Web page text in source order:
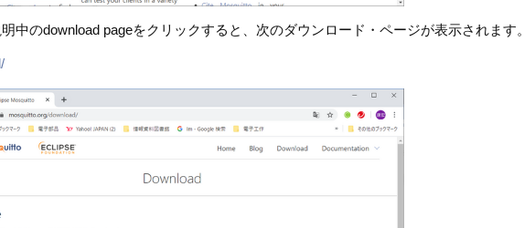
中のdownload pageをクリックすると、次のダウンロード・ページが表示されます。